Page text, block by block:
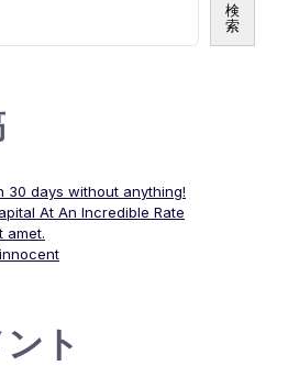
検
索
30 days without anything!
At An Incredible Rate
amet.
ト